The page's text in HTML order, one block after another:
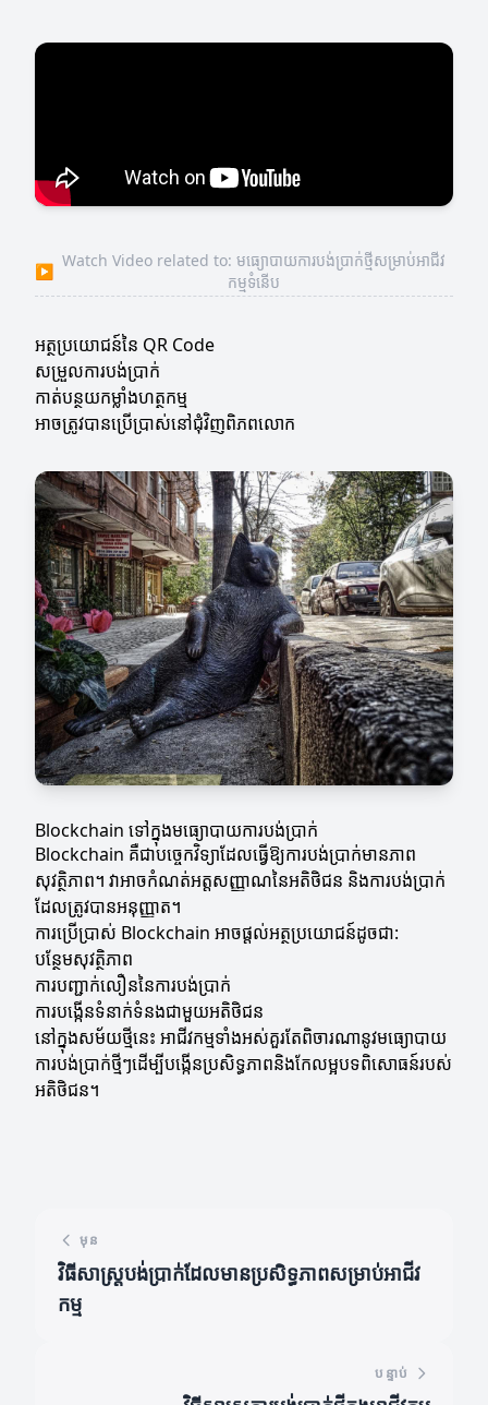
▶
Watch Video related to: មធ្យោបាយការបង់ប្រាក់ថ្មីសម្រាប់អាជីវ
កម្មទំនើប
អត្ថប្រយោជន៍នៃ QR Code
សម្រួលការបង់ប្រាក់
កាត់បន្ថយកម្លាំងហត្ថកម្ម
អាចត្រូវបានប្រើប្រាស់នៅជុំវិញពិភពលោក
Blockchain ទៅក្នុងមធ្យោបាយការបង់ប្រាក់
Blockchain គឺជាបច្ចេកវិទ្យាដែលធ្វើឱ្យការបង់ប្រាក់មានភាព
សុវត្ថិភាព។ វាអាចកំណត់អត្តសញ្ញាណនៃអតិថិជន និងការបង់ប្រាក់
ដែលត្រូវបានអនុញ្ញាត។
ការប្រើប្រាស់ Blockchain អាចផ្ដល់អត្ថប្រយោជន៍ដូចជា:
បន្ថែមសុវត្ថិភាព
ការបញ្ជាក់លឿននៃការបង់ប្រាក់
ការបង្កើនទំនាក់ទំនងជាមួយអតិថិជន
នៅក្នុងសម័យថ្មីនេះ អាជីវកម្មទាំងអស់គួរតែពិចារណានូវមធ្យោបាយ
ការបង់ប្រាក់ថ្មីៗដើម្បីបង្កើនប្រសិទ្ធភាពនិងកែលម្អបទពិសោធន៍របស់
អតិថិជន។
មុន
វិធីសាស្ត្របង់ប្រាក់ដែលមានប្រសិទ្ធភាពសម្រាប់អាជីវ
កម្ម
បន្ទាប់